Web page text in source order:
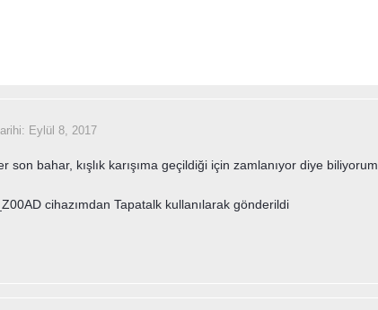
Eylül 8, 2017
son bahar, kışlık karışıma geçildiği için zamlanıyor diye biliyorum.
cihazımdan Tapatalk kullanılarak gönderildi